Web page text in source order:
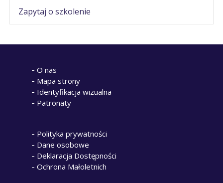
Zapytaj o szkolenie
O nas
Mapa strony
Identyfikacja wizualna
Patronaty
Polityka prywatności
Dane osobowe
Deklaracja Dostępności
Ochrona Małoletnich